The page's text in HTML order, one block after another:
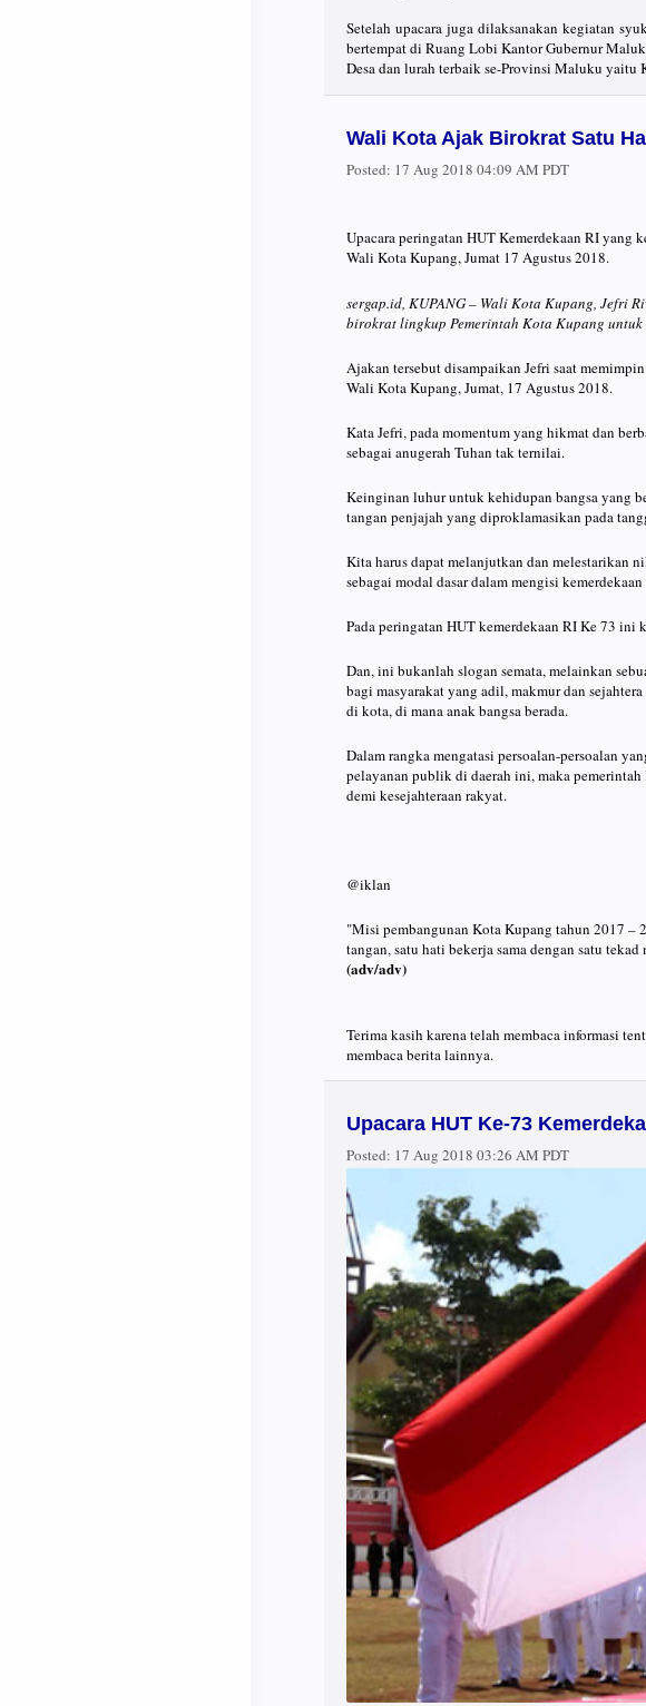
Setelah upacara juga dilaksanakan kegiatan
bertempat di Ruang Lobi Kantor Gubernur
Desa dan lurah terbaik se-Provinsi Maluku yaitu
Wali Kota Ajak Birokrat Satu
Posted: 17 Aug 2018 04:09 AM PDT
Upacara peringatan HUT Kemerdekaan RI yang
Wali Kota Kupang, Jumat 17 Agustus 2018.
sergap.id, KUPANG – Wali Kota Kupang, Jefri
birokrat lingkup Pemerintah Kota Kupang
Ajakan tersebut disampaikan Jefri saat
Wali Kota Kupang, Jumat, 17 Agustus 2018.
Kata Jefri, pada momentum yang hikmat dan
sebagai anugerah Tuhan tak ternilai.
Keinginan luhur untuk kehidupan bangsa yang
tangan penjajah yang diproklamasikan pada
Kita harus dapat melanjutkan dan melestarikan
sebagai modal dasar dalam mengisi
Pada peringatan HUT kemerdekaan RI Ke 73
Dan, ini bukanlah slogan semata, melainkan
bagi masyarakat yang adil, makmur dan
di kota, di mana anak bangsa berada.
Dalam rangka mengatasi persoalan-persoalan
pelayanan publik di daerah ini, maka
demi kesejahteraan rakyat.
@iklan
"Misi pembangunan Kota Kupang tahun 2017 –
tangan, satu hati bekerja sama dengan satu
(adv/adv)
Terima kasih karena telah membaca informasi
membaca berita lainnya.
Upacara HUT Ke-73
Posted: 17 Aug 2018 03:26 AM PDT